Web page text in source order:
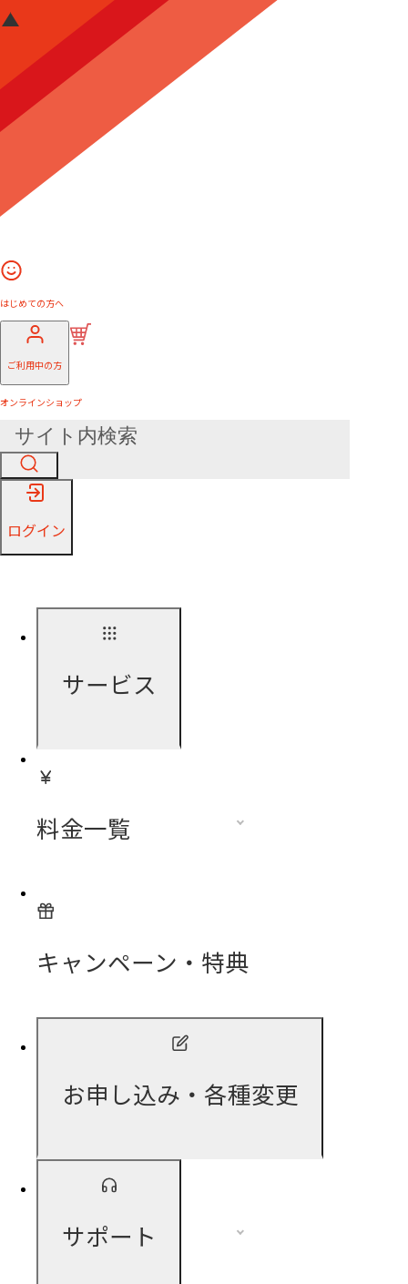
はじめての方へ
ご利用中の方
オンラインショップ
ログイン
サービス
料金一覧
キャンペーン・特典
お申し込み・各種変更
サポート